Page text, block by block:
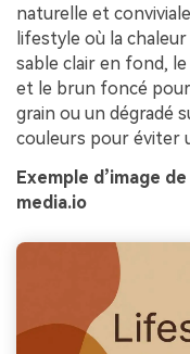
naturelle et
lifestyle où la
sable clair en fond,
et le brun foncé
grain ou un dégradé
couleurs pour éviter
Exemple d’image
media.io